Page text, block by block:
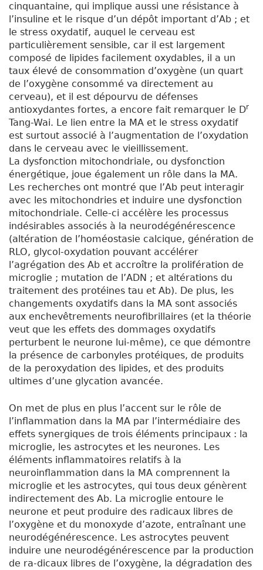
cinquantaine, qui implique aussi une résistance à
l’insuline et le risque d’un dépôt important d’Ab ; et
le stress oxydatif, auquel le cerveau est
particulièrement sensible, car il est largement
composé de lipides facilement oxydables, il a un
taux élevé de consommation d’oxygène (un quart
de l’oxygène consommé va directement au
cerveau), et il est dépourvu de défenses
antioxydantes fortes, a encore fait remarquer le Dr
Tang-Wai. Le lien entre la MA et le stress oxydatif
est surtout associé à l’augmentation de l’oxydation
dans le cerveau avec le vieillissement.
La dysfonction mitochondriale, ou dysfonction
énergétique, joue également un rôle dans la MA.
Les recherches ont montré que l’Ab peut interagir
avec les mitochondries et induire une dysfonction
mitochondriale. Celle-ci accélère les processus
indésirables associés à la neurodégénérescence
(altération de l’homéostasie calcique, génération de
RLO, glycol-oxydation pouvant accélérer
l’agrégation des Ab et accroître la prolifération de
microglie ; mutation de l’ADN ; et altérations du
traitement des protéines tau et Ab). De plus, les
changements oxydatifs dans la MA sont associés
aux enchevêtrements neurofibrillaires (et la théorie
veut que les effets des dommages oxydatifs
perturbent le neurone lui-même), ce que démontre
la présence de carbonyles protéiques, de produits
de la peroxydation des lipides, et des produits
ultimes d’une glycation avancée.
On met de plus en plus l’accent sur le rôle de
l’inflammation dans la MA par l’intermédiaire des
effets synergiques de trois éléments principaux : la
microglie, les astrocytes et les neurones. Les
éléments inflammatoires relatifs à la
neuroinflammation dans la MA comprennent la
microglie et les astrocytes, qui tous deux génèrent
indirectement des Ab. La microglie entoure le
neurone et peut produire des radicaux libres de
l’oxygène et du monoxyde d’azote, entraînant une
neurodégénérescence. Les astrocytes peuvent
induire une neurodégénérescence par la production
de ra-dicaux libres de l’oxygène, la dégradation des